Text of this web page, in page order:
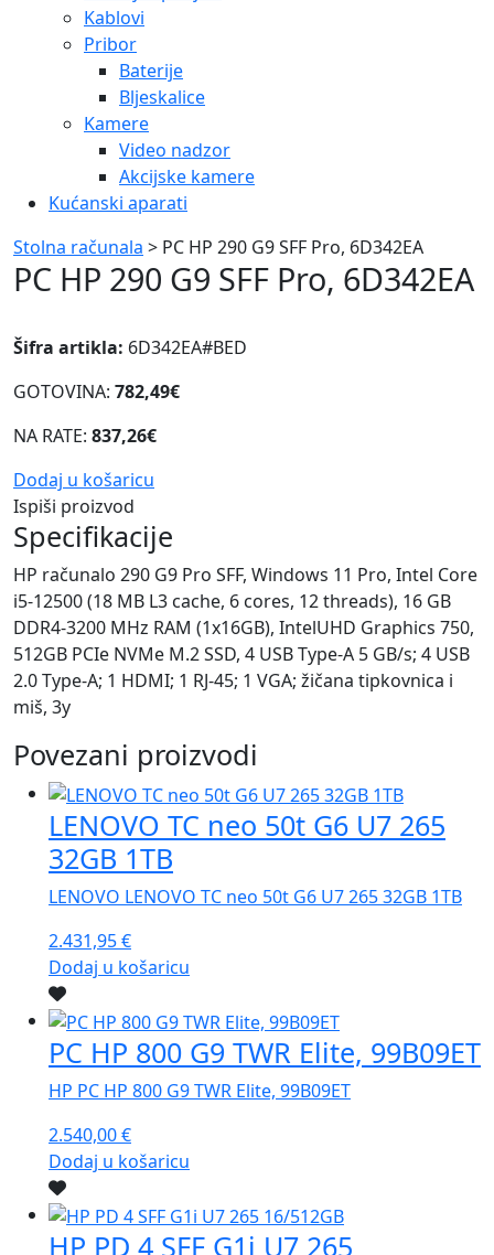
Kablovi
Pribor
Baterije
Bljeskalice
Kamere
Video nadzor
Akcijske kamere
Kućanski aparati
Stolna računala > PC HP 290 G9 SFF Pro, 6D342EA
PC HP 290 G9 SFF Pro, 6D342EA
Šifra artikla: 6D342EA#BED
GOTOVINA: 782,49€
NA RATE: 837,26€
Dodaj u košaricu
Ispiši proizvod
Specifikacije
HP računalo 290 G9 Pro SFF, Windows 11 Pro, Intel Core
i5-12500 (18 MB L3 cache, 6 cores, 12 threads), 16 GB
DDR4-3200 MHz RAM (1x16GB), IntelUHD Graphics 750,
512GB PCIe NVMe M.2 SSD, 4 USB Type-A 5 GB/s; 4 USB
2.0 Type-A; 1 HDMI; 1 RJ-45; 1 VGA; žičana tipkovnica i
miš, 3y
Povezani proizvodi
LENOVO TC neo 50t G6 U7 265
32GB 1TB
LENOVO LENOVO TC neo 50t G6 U7 265 32GB 1TB
2.431,95€
Dodaj u košaricu
PC HP 800 G9 TWR Elite, 99B09ET
HP PC HP 800 G9 TWR Elite, 99B09ET
2.540,00€
Dodaj u košaricu
HP PD 4 SFF G1i U7 265